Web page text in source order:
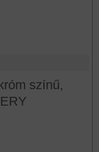
színű,